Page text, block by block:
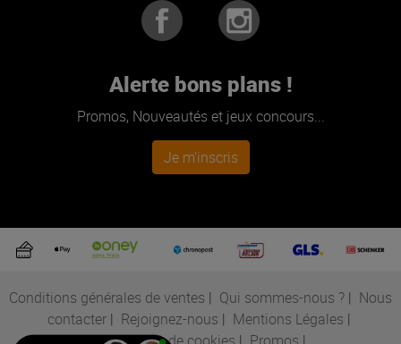
Alerte bons plans !
Promos, Nouveautés et jeux concours...
Je m'inscris
Conditions générales de ventes | Qui sommes-nous ? | Nous
contacter| Rejoignez-nous | Mentions Légales |